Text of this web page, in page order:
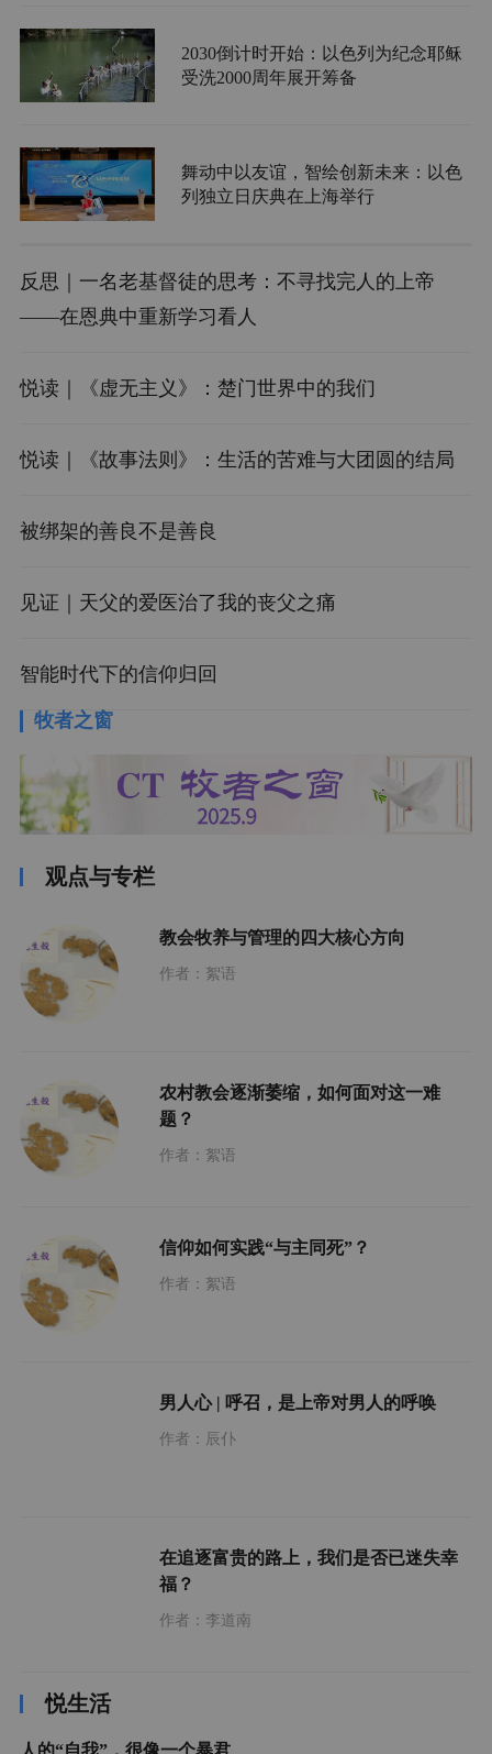
2030倒计时开始：以色列为纪念耶稣
受洗2000周年展开筹备
舞动中以友谊，智绘创新未来：以色
列独立日庆典在上海举行
反思｜一名老基督徒的思考：不寻找完人的上帝
——在恩典中重新学习看人
悦读｜《虚无主义》：楚门世界中的我们
悦读｜《故事法则》：生活的苦难与大团圆的结局
被绑架的善良不是善良
见证｜天父的爱医治了我的丧父之痛
智能时代下的信仰归回
牧者之窗
观点与专栏
教会牧养与管理的四大核心方向
作者：絮语
农村教会逐渐萎缩，如何面对这一难
题？
作者：絮语
信仰如何实践“与主同死”？
作者：絮语
男人心 | 呼召，是上帝对男人的呼唤
作者：辰仆
在追逐富贵的路上，我们是否已迷失幸
福？
作者：李道南
悦生活
人的“自我”，很像一个暴君